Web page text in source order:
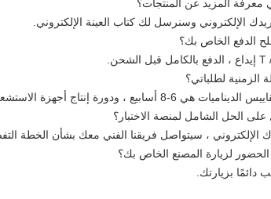
معرفة المزيد عن المنتجات؟
الإلكتروني وسنرسل لك كتاب العينة الإلكتروني.
الدفع الخاص بك؟
الزمنية لطلباتي؟
أجهزة الاستشعار هي 2-3 أسابيع ، والمنتجات الأخرى يرجى الاتصال بنا.
الحل الشامل لمنصة الاختبار؟
الإلكتروني ، سيتواصل فريقنا الفني معك بشأن الخطة
لزيارة المصنع الخاص بك؟
دائمًا بزيارتك.